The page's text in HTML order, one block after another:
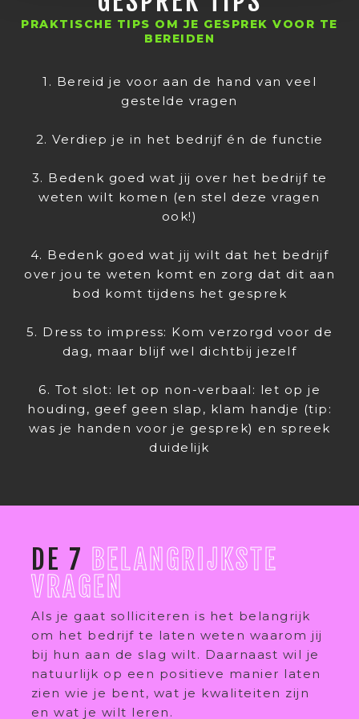
PRAKTISCHE TIPS OM JE GESPREK VOOR TE
BEREIDEN
1. Bereid je voor aan de hand van veel
gestelde vragen
2. Verdiep je in het bedrijf én de functie
3. Bedenk goed wat jij over het bedrijf te
weten wilt komen (en stel deze vragen
ook!)
4. Bedenk goed wat jij wilt dat het bedrijf
over jou te weten komt en zorg dat dit aan
bod komt tijdens het gesprek
5. Dress to impress: Kom verzorgd voor de
dag, maar blijf wel dichtbij jezelf
6. Tot slot: let op non-verbaal: let op je
houding, geef geen slap, klam handje (tip:
was je handen voor je gesprek) en spreek
duidelijk
DE 7 BELANGRIJKSTE
VRAGEN
Als je gaat solliciteren is het belangrijk
om het bedrijf te laten weten waarom jij
bij hun aan de slag wilt. Daarnaast wil je
natuurlijk op een positieve manier laten
zien wie je bent, wat je kwaliteiten zijn
en wat je wilt leren.